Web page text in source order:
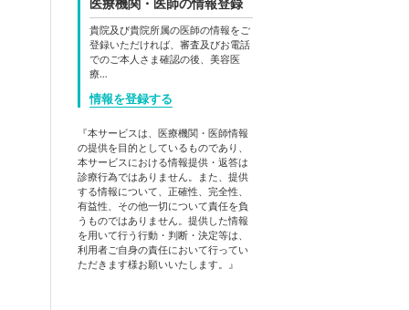
医療機関・医師の情報登録
貴院及び貴院所属の医師の情報をご
登録いただければ、審査及びお電話
でのご本人さま確認の後、美容医
療…
情報を登録する
『本サービスは、医療機関・医師情報
の提供を目的としているものであり、
本サービスにおける情報提供・返答は
診療行為ではありません。また、提供
する情報について、正確性、完全性、
有益性、その他一切について責任を負
うものではありません。提供した情報
を用いて行う行動・判断・決定等は、
利用者ご自身の責任において行ってい
ただきます様お願いいたします。』